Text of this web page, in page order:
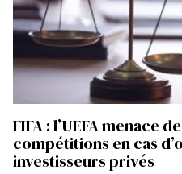
FIFA : l’UEFA menace
compétitions en cas
investisseurs privés